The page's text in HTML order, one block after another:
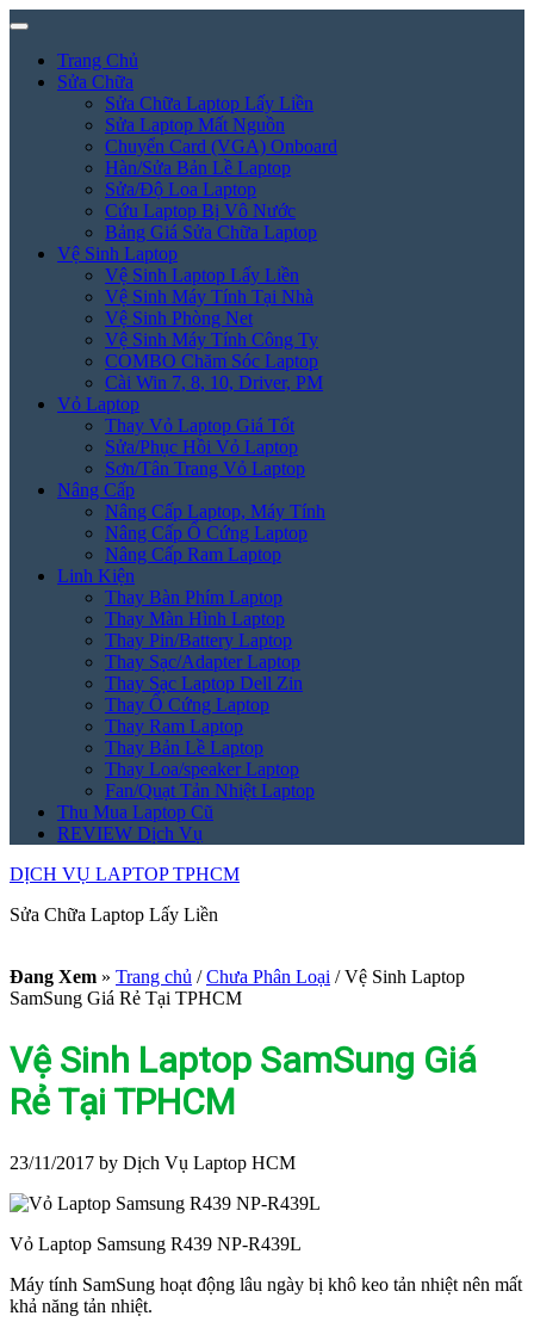
Trang Chủ
Sửa Chữa
Sửa Chữa Laptop Lấy Liền
Sửa Laptop Mất Nguồn
Chuyển Card (VGA) Onboard
Hàn/Sửa Bản Lề Laptop
Sửa/Độ Loa Laptop
Cứu Laptop Bị Vô Nước
Bảng Giá Sửa Chữa Laptop
Vệ Sinh Laptop
Vệ Sinh Laptop Lấy Liền
Vệ Sinh Máy Tính Tại Nhà
Vệ Sinh Phòng Net
Vệ Sinh Máy Tính Công Ty
COMBO Chăm Sóc Laptop
Cài Win 7, 8, 10, Driver, PM
Vỏ Laptop
Thay Vỏ Laptop Giá Tốt
Sửa/Phục Hồi Vỏ Laptop
Sơn/Tân Trang Vỏ Laptop
Nâng Cấp
Nâng Cấp Laptop, Máy Tính
Nâng Cấp Ổ Cứng Laptop
Nâng Cấp Ram Laptop
Linh Kiện
Thay Bàn Phím Laptop
Thay Màn Hình Laptop
Thay Pin/Battery Laptop
Thay Sạc/Adapter Laptop
Thay Sạc Laptop Dell Zin
Thay Ổ Cứng Laptop
Thay Ram Laptop
Thay Bản Lề Laptop
Thay Loa/speaker Laptop
Fan/Quạt Tản Nhiệt Laptop
Thu Mua Laptop Cũ
REVIEW Dịch Vụ
DỊCH VỤ LAPTOP TPHCM
Sửa Chữa Laptop Lấy Liền
Đang Xem » Trang chủ / Chưa Phân Loại /Vệ Sinh Laptop
SamSung Giá Rẻ Tại TPHCM
Vệ Sinh Laptop SamSung Giá
Rẻ Tại TPHCM
23/11/2017 by Dịch Vụ Laptop HCM
Vỏ Laptop Samsung R439 NP-R439L
Máy tính SamSung hoạt động lâu ngày bị khô keo tản nhiệt nên mất
khả năng tản nhiệt.